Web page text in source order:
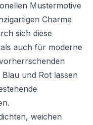
Mustermotive
Charme
sich diese
auch für moderne
und Rot lassen
weichen